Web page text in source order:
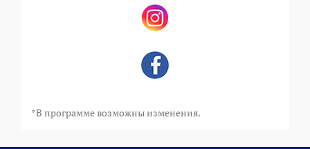
*В программе возможны изменения.